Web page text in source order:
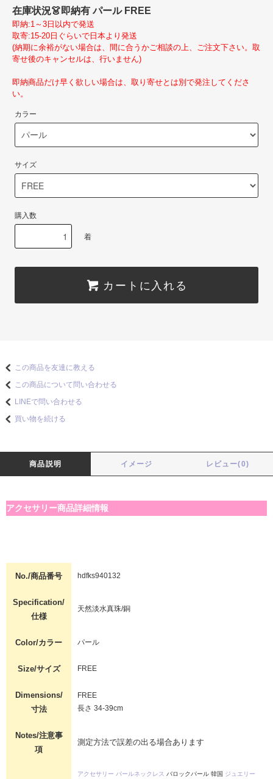
在庫状況👗即納有 パール FREE
即納:1～3日以内で発送
取寄:15-20日ぐらいで日本より発送
(納期に余裕がない場合は、間に合うかご相談の上、ご注文下さい。取
寄せ後のキャンセルは、行いません)
即納商品だけ早く欲しい場合は、取り寄せとは別で発注してくださ
い。
カラー
サイズ
購入数
着
カートに入れる
この商品を友達に教える
この商品について問い合わせる
LINEで問い合わせる
買い物を続ける
商品説明 イメージ レビュー(0)
アクセサリー商品詳細情報
No./商品番号 hdfks940132
Specification/
仕様
天然淡水真珠/銅
Color/カラー パール
Size/サイズ FREE
Dimensions/
寸法
FREE
長さ 34-39cm
Notes/注意事
項
測定方法で誤差の出る場合あります
アクセサリー パールネックレス バロックパール 韓国 ジュエリー